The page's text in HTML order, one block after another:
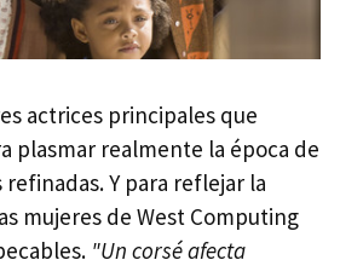
actrices principales que
plasmar realmente la época de
refinadas. Y para reflejar la
mujeres de West Computing
"Un corsé afecta